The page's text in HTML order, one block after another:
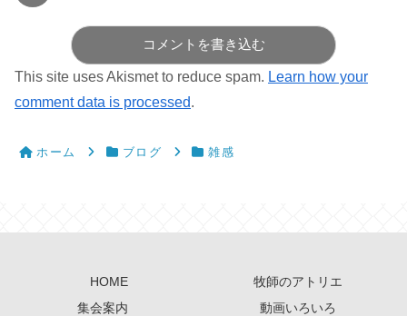
コメントを書き込む
This site uses Akismet to reduce spam. Learn how your
comment data is processed.
ホーム ブログ 雑感
HOME
牧師のアトリエ
集会案内
動画いろいろ